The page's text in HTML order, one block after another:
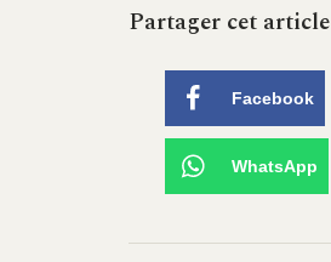
Partager cet article
Facebook
WhatsApp